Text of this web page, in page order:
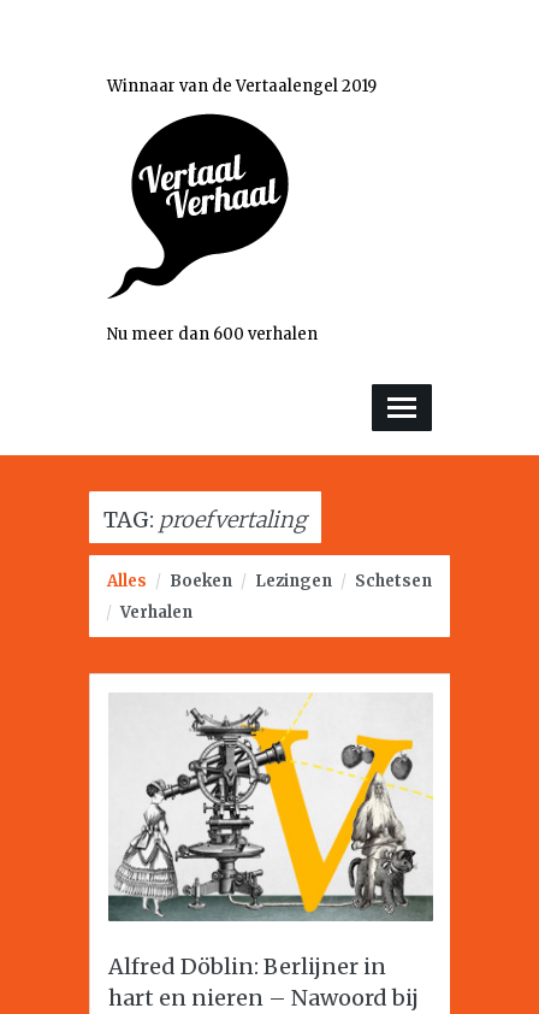
Winnaar van de Vertaalengel 2019
Nu meer dan 600 verhalen
TAG: proefvertaling
Alles / Boeken / Lezingen / Schetsen
/ Verhalen
Alfred Döblin: Berlijner in
hart en nieren – Nawoord bij